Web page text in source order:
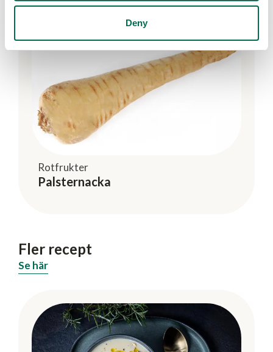
Deny
Rotfrukter
Palsternacka
Fler recept
Se här